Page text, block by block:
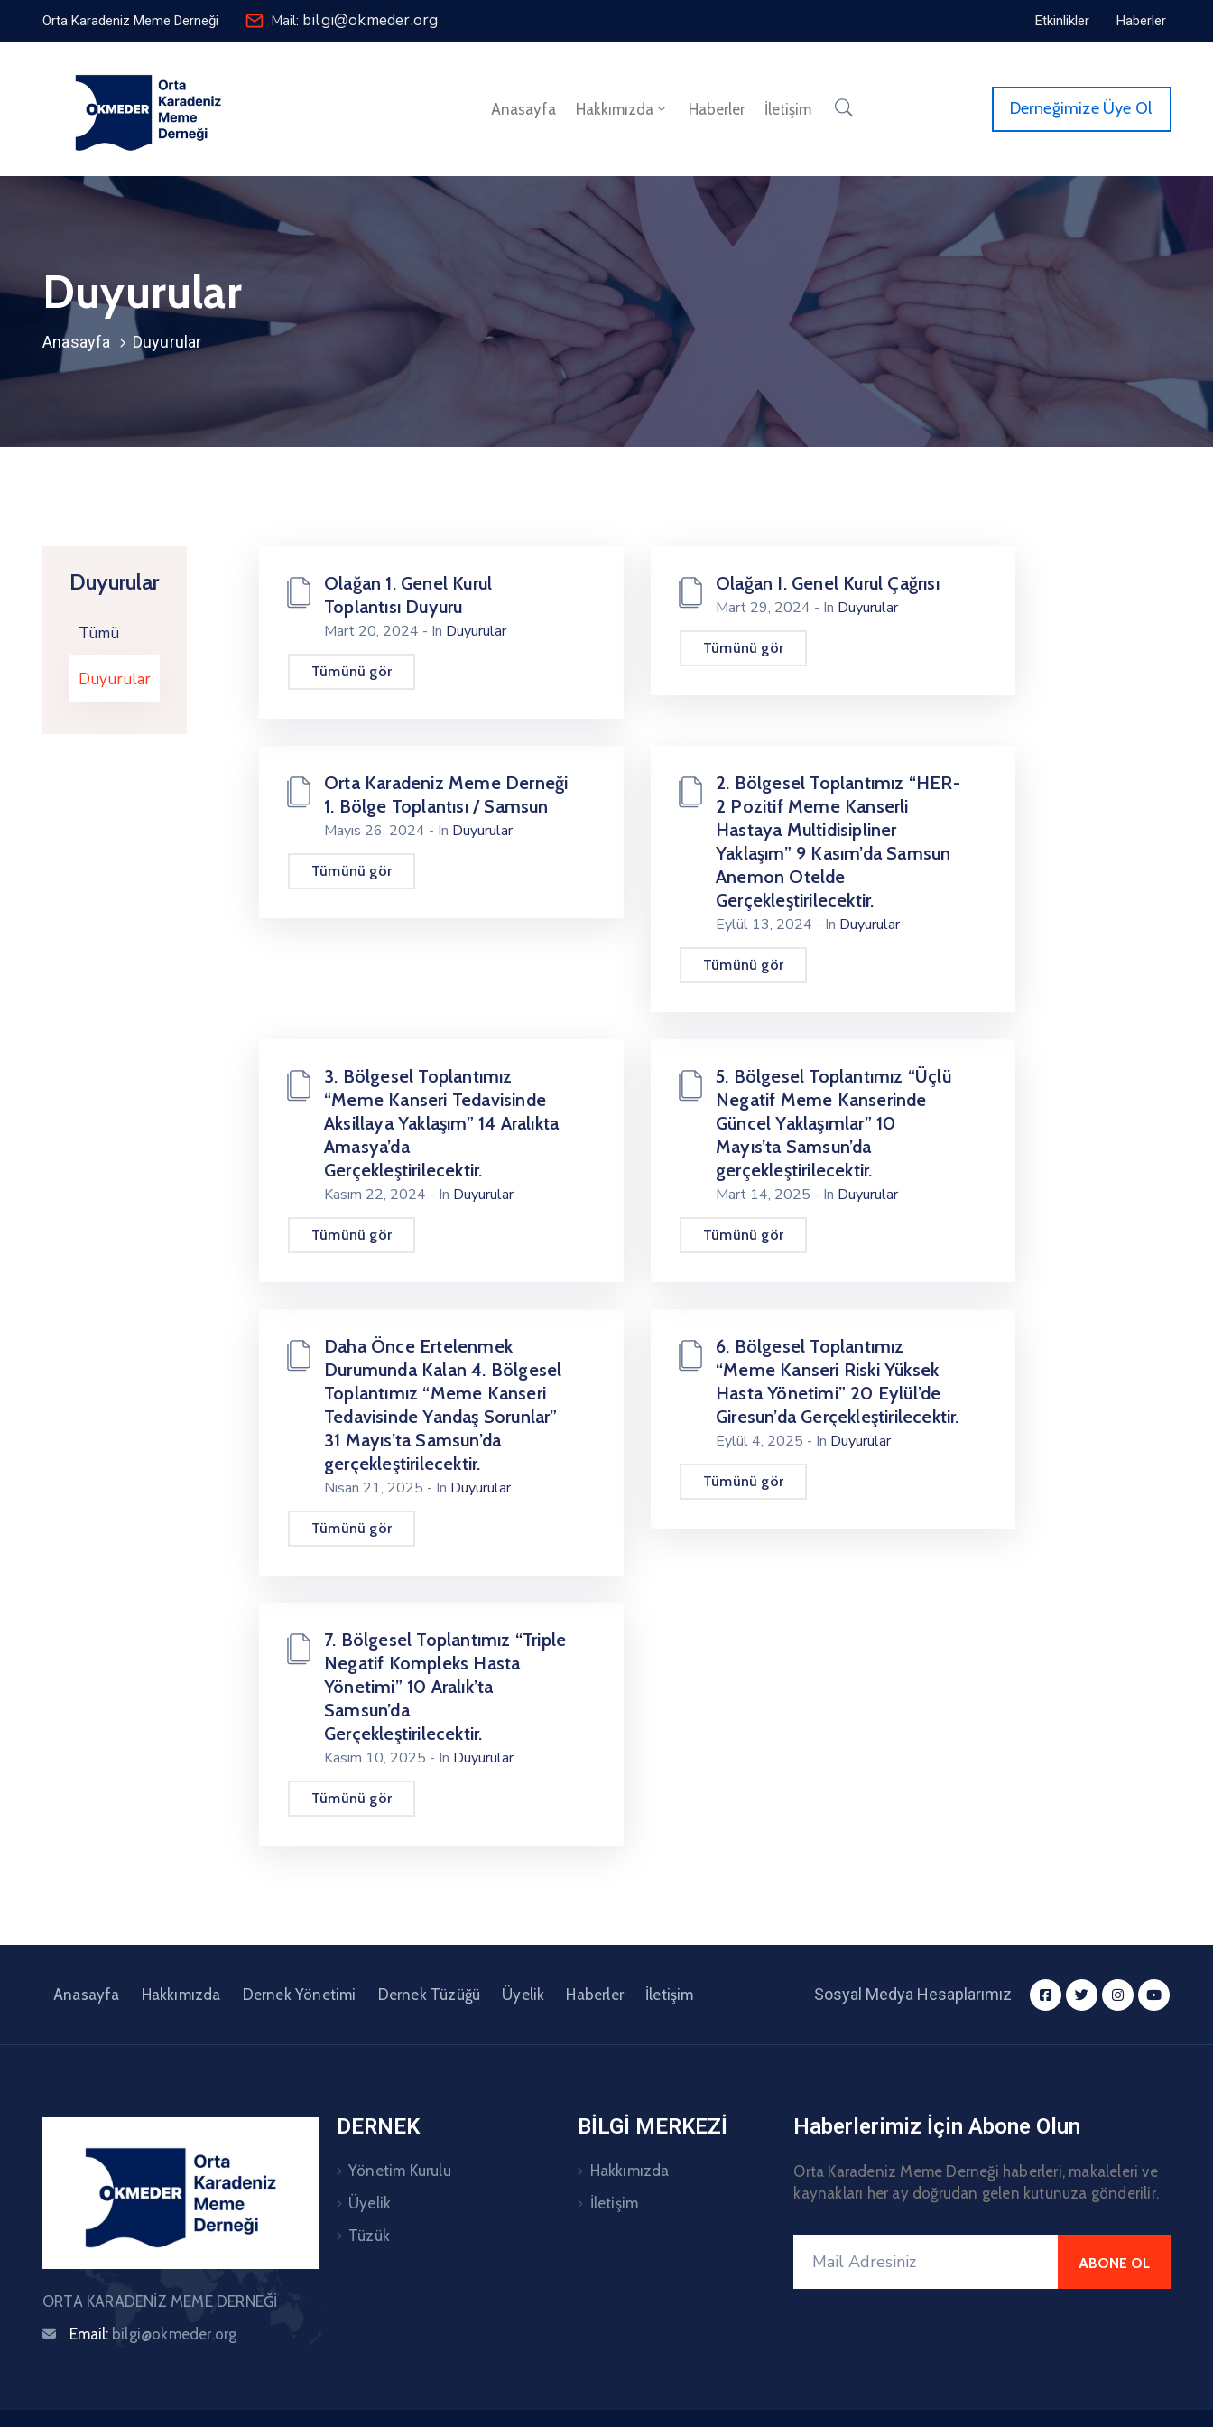
Orta Karadeniz Meme Derneği Mail: bilgi@okmeder.org Etkinlikler Haberler
Anasayfa Hakkımızda Haberler İletişim Derneğimize Üye Ol
Duyurular
Anasayfa Duyurular
Duyurular
Tümü
Duyurular
Olağan 1. Genel Kurul
Toplantısı Duyuru
Mart 20, 2024 - In Duyurular
Tümünü gör
Olağan I. Genel Kurul Çağrısı
Mart 29, 2024 - In Duyurular
Tümünü gör
Orta Karadeniz Meme Derneği
1. Bölge Toplantısı / Samsun
Mayıs 26, 2024 - In Duyurular
Tümünü gör
2. Bölgesel Toplantımız “HER-
2 Pozitif Meme Kanserli
Hastaya Multidisipliner
Yaklaşım” 9 Kasım’da Samsun
Anemon Otelde
Gerçekleştirilecektir.
Eylül 13, 2024 - In Duyurular
Tümünü gör
3. Bölgesel Toplantımız
“Meme Kanseri Tedavisinde
Aksillaya Yaklaşım” 14 Aralıkta
Amasya’da
Gerçekleştirilecektir.
Kasım 22, 2024 - In Duyurular
Tümünü gör
5. Bölgesel Toplantımız “Üçlü
Negatif Meme Kanserinde
Güncel Yaklaşımlar” 10
Mayıs’ta Samsun’da
gerçekleştirilecektir.
Mart 14, 2025 - In Duyurular
Tümünü gör
Daha Önce Ertelenmek
Durumunda Kalan 4. Bölgesel
Toplantımız “Meme Kanseri
Tedavisinde Yandaş Sorunlar”
31 Mayıs’ta Samsun’da
gerçekleştirilecektir.
Nisan 21, 2025 - In Duyurular
Tümünü gör
6. Bölgesel Toplantımız
“Meme Kanseri Riski Yüksek
Hasta Yönetimi” 20 Eylül’de
Giresun’da Gerçekleştirilecektir.
Eylül 4, 2025 - In Duyurular
Tümünü gör
7. Bölgesel Toplantımız “Triple
Negatif Kompleks Hasta
Yönetimi” 10 Aralık’ta
Samsun’da
Gerçekleştirilecektir.
Kasım 10, 2025 - In Duyurular
Tümünü gör
Anasayfa Hakkımızda Dernek Yönetimi Dernek Tüzüğü Üyelik Haberler İletişim Sosyal Medya Hesaplarımız
ORTA KARADENİZ MEME DERNEĞİ
Email: bilgi@okmeder.org
DERNEK
Yönetim Kurulu
Üyelik
Tüzük
BİLGİ MERKEZİ
Hakkımızda
İletişim
Haberlerimiz İçin Abone Olun
Orta Karadeniz Meme Derneği haberleri, makaleleri ve
kaynakları her ay doğrudan gelen kutunuza gönderilir.